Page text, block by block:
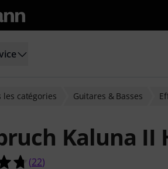
les catégories Guitares & Basses
Kaluna II
4.7 étoiles sur 5 d'après 22
(22)